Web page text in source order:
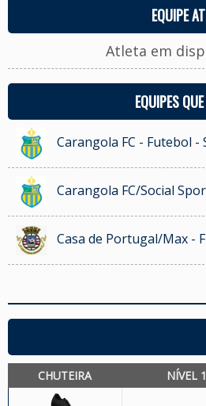
EQUIPE
Atleta em
EQUIPES
Carangola FC - Futebol -
Carangola FC/Social
Casa de Portugal/Max -
CHUTEIRA NÍVEL 1